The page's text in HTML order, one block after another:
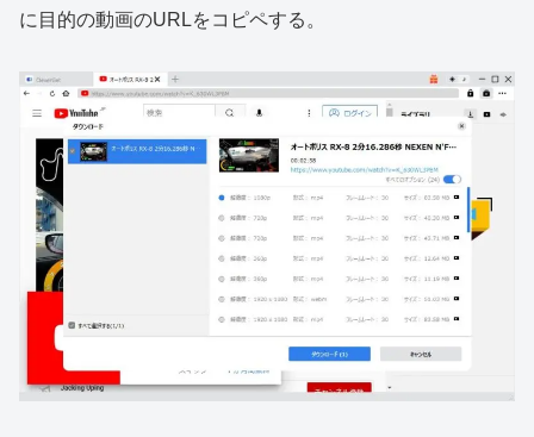
に目的の動画のURLをコピペする。